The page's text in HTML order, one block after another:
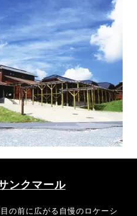
ンクマール
の前に広がる自慢のロケーシ